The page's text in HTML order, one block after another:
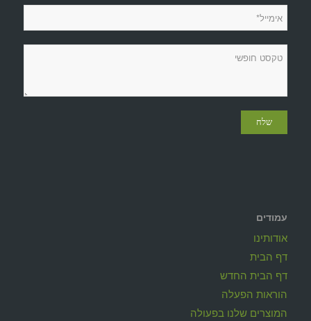
עמודים
אודותינו
דף הבית
דף הבית החדש
הוראות הפעלה
המוצרים שלנו בפעולה